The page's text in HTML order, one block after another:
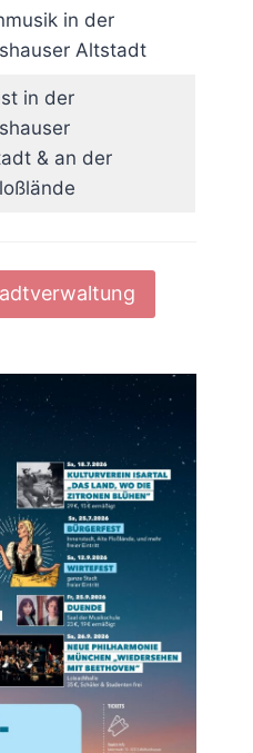
in der
Altstadt
in der
& an der